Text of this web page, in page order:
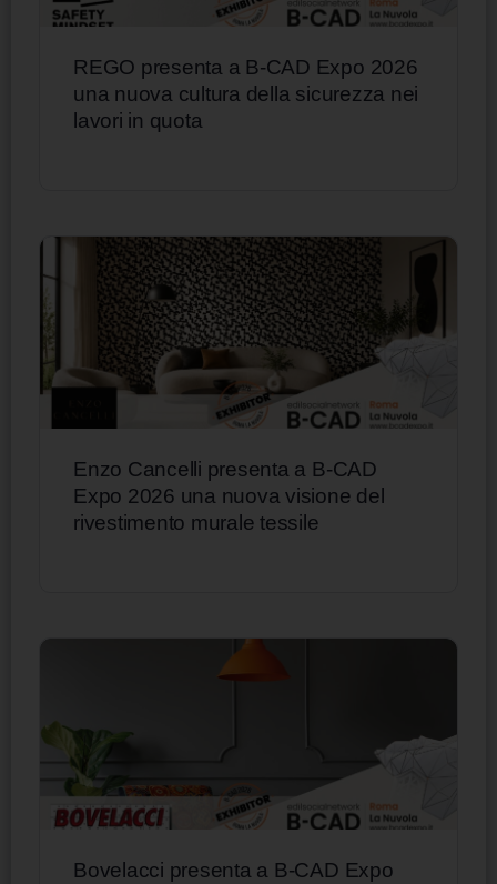
REGO presenta a B-CAD Expo 2026
una nuova cultura della sicurezza nei
lavori in quota
Enzo Cancelli presenta a B-CAD
Expo 2026 una nuova visione del
rivestimento murale tessile
Bovelacci presenta a B-CAD Expo